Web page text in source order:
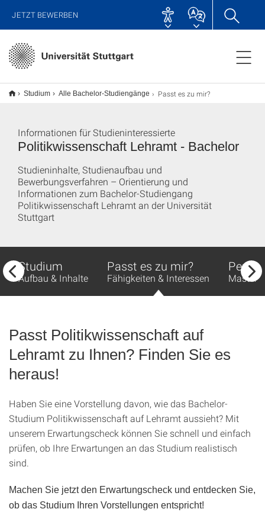
JETZT BEWERBEN
Studium Alle Bachelor-Studiengänge Passt es zu mir?
Politikwissenschaft Lehramt - Bachelor
Informationen für Studieninteressierte
Studieninhalte, Studienaufbau und
Bewerbungsverfahren – Orientierung und
Informationen zum Bachelor-Studiengang
Politikwissenschaft Lehramt an der Universität
Stuttgart
Studium
Aufbau & Inhalte
Passt es zu mir?
Fähigkeiten & Interessen Master
Passt Politikwissenschaft auf
Lehramt zu Ihnen? Finden Sie es
heraus!
Haben Sie eine Vorstellung davon, wie das Bachelor-
Studium Politikwissenschaft auf Lehramt aussieht? Mit
unserem Erwartungscheck können Sie schnell und einfach
prüfen, ob Ihre Erwartungen an das Studium realistisch
sind.
Machen Sie jetzt den Erwartungscheck und entdecken Sie,
ob das Studium Ihren Vorstellungen entspricht!